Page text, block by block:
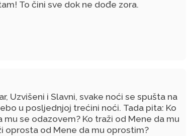
To čini sve dok ne dođe zora.
Uzvišeni i Slavni, svake noći se spušta na
u posljednjoj trećini noći. Tada pita: Ko
mu se odazovem? Ko traži od Mene da mu
oprosta od Mene da mu oprostim?